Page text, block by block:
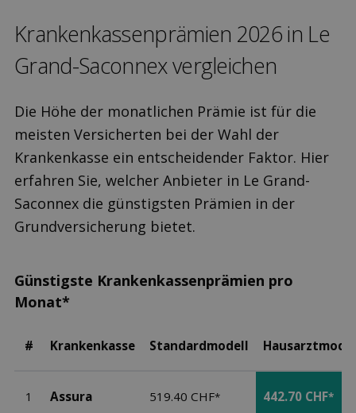
Kranken­kassen­prämien 2026 in Le
Grand-Saconnex ver­gleichen
Die Höhe der monatlichen Prämie ist für die
meisten Versicherten bei der Wahl der
Krankenkasse ein entscheidender Faktor. Hier
erfahren Sie, welcher Anbieter in Le Grand-
Saconnex die günstigsten Prämien in der
Grundversicherung bietet.
Günstigste Krankenkassenprämien pro
Monat*
# Krankenkasse Standardmodell
1 Assura 519.40 CHF* 442.70 CHF*